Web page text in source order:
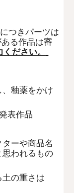
つきパーツは
る作品は審
ださい。
釉薬をかけ
表作品
ーや商品名
思われるもの
の重さは